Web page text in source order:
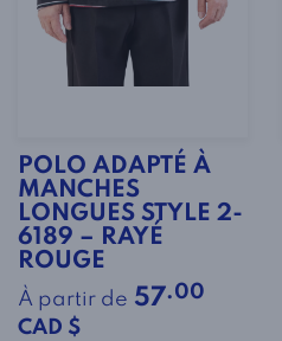
POLO ADAPTÉ À
MANCHES
LONGUES STYLE 2-
6189 – RAYÉ
ROUGE
À partir de 57.00
CAD $